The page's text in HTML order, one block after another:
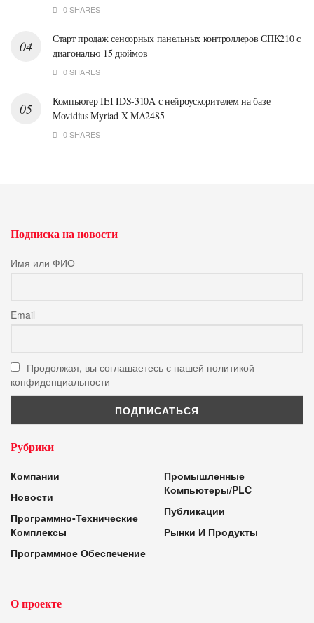
0 SHARES
Старт продаж сенсорных панельных контроллеров СПК210 с
диагональю 15 дюймов
0 SHARES
Компьютер IEI IDS-310A с нейроускорителем на базе
Movidius Myriad X MA2485
0 SHARES
Подписка на новости
Имя или ФИО
Email
Продолжая, вы соглашаетесь с нашей политикой
конфиденциальности
Рубрики
Компании
Новости
Программно-Технические
Комплексы
Программное Обеспечение
Промышленные
Компьютеры/PLC
Публикации
Рынки И Продукты
О проекте